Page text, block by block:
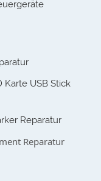
Karte USB Stick
Reparatur
Reparatur